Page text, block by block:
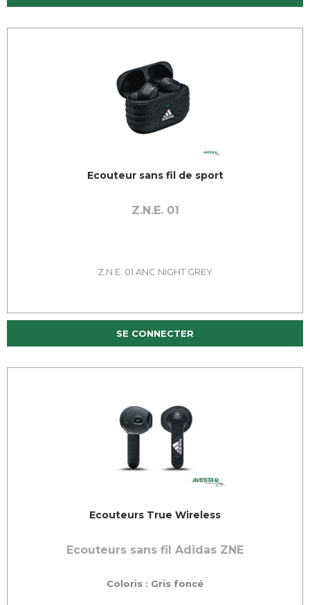
Ecouteur sans fil de sport
Z.N.E. 01
Z.N.E. 01 ANC NIGHT GREY
SE CONNECTER
Ecouteurs True Wireless
Ecouteurs sans fil Adidas ZNE
Coloris : Gris foncé